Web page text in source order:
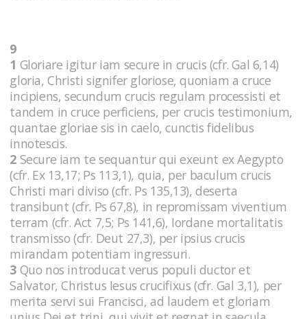
9
1 Gloriare igitur iam secure in crucis (cfr. Gal 6,14)
gloria, Christi signifer gloriose, quoniam a cruce
incipiens, secundum crucis regulam processisti et
tandem in cruce perficiens, per crucis testimonium,
quantae gloriae sis in caelo, cunctis fidelibus
innotescis.
2 Secure iam te sequantur qui exeunt ex Aegypto
(cfr. Ex 13,17; Ps 113,1), quia, per baculum crucis
Christi mari diviso (cfr. Ps 135,13), deserta
transibunt (cfr. Ps 67,8), in repromissam viventium
terram (cfr. Act 7,5; Ps 141,6), Iordane mortalitatis
transmisso (cfr. Deut 27,3), per ipsius crucis
mirandam potentiam ingressuri.
3 Quo nos introducat verus populi ductor et
Salvator, Christus Iesus crucifixus (cfr. Gal 3,1), per
merita servi sui Francisci, ad laudem et gloriam